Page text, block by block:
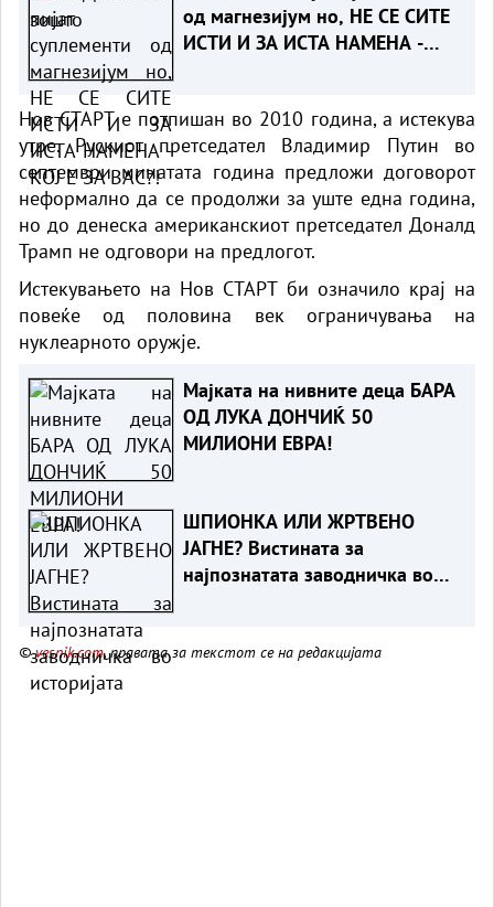
од магнезијум но, НЕ СЕ СИТЕ
ИСТИ И ЗА ИСТА НАМЕНА -
Нов СТАРТ е потпишан во 2010 година, а истекува
утре. Рускиот претседател Владимир Путин во
септември минатата година предложи договорот
неформално да се продолжи за уште една година,
но до денеска американскиот претседател Доналд
Трамп не одговори на предлогот.
Истекувањето на Нов СТАРТ би означило крај на
повеќе од половина век ограничувања на
нуклеарното оружје.
Мајката на нивните деца БАРА
ОД ЛУКА ДОНЧИЌ 50
МИЛИОНИ ЕВРА!
ШПИОНКА ИЛИ ЖРТВЕНО
ЈАГНЕ? Вистината за
најпознатата заводничка во
©vesnik.com, правата за текстот се на редакцијата